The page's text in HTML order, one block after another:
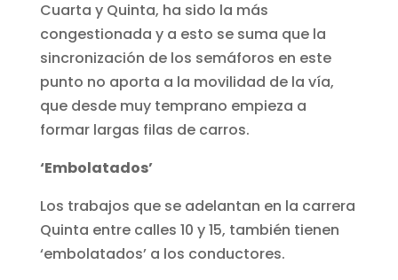
Cuarta y Quinta, ha sido la más
congestionada y a esto se suma que la
sincronización de los semáforos en este
punto no aporta a la movilidad de la vía,
que desde muy temprano empieza a
formar largas filas de carros.
‘Embolatados’
Los trabajos que se adelantan en la carrera
Quinta entre calles 10 y 15, también tienen
‘embolatados’ a los conductores.